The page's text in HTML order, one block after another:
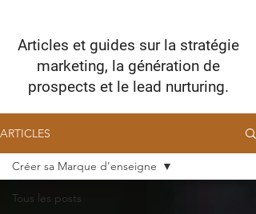
Articles et guides surla stratégie
marketing, la génération de
prospects et le lead nurturing.
ARTICLES
Tous les posts
Créer sa Marque d'enseigne